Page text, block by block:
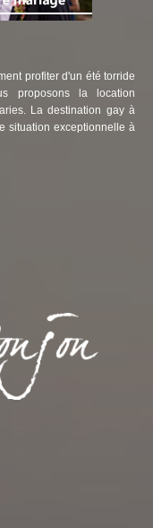
profiter d'un été torride
proposons la location
La destination gay à
situation exceptionnelle à